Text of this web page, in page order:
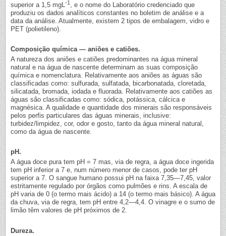
superior a 1,5 mgL-1 , e o nome do Laboratório credenciado que
produziu os dados analíticos constantes no boletim de análise e a
data da análise. Atualmente, existem 2 tipos de embalagem, vidro e
PET (polietileno).
Composição química — aniões e catiões.
A natureza dos aniões e catiões predominantes na água mineral
natural e na água de nascente determinam as suas composição
química e nomenclatura. Relativamente aos aniões as águas são
classificadas como: sulfurada, sulfatada, bicarbonatada, cloretada,
silicatada, bromada, iodada e fluorada. Relativamente aos catiões as
águas são classificadas como: sódica, potássica, cálcica e
magnésica. A qualidade e quantidade dos minerais são responsáveis
pelos perfis particulares das águas minerais, inclusive:
turbidez/limpidez, cor, odor e gosto, tanto da água mineral natural,
como da água de nascente.
pH.
A água doce pura tem pH = 7 mas, via de regra, a água doce ingerida
tem pH inferior a 7 e, num número menor de casos, pode ter pH
superior a 7. O sangue humano possui pH na faixa 7,35—7,45, valor
estritamente regulado por órgãos como pulmões e rins. A escala de
pH varia de 0 (o termo mais ácido) a 14 (o termo mais básico). A água
da chuva, via de regra, tem pH entre 4,2—4,4. O vinagre e o sumo de
limão têm valores de pH próximos de 2.
Dureza.